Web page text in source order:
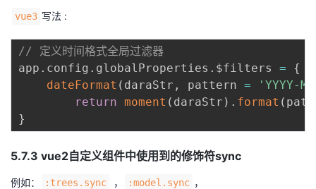
vue3 写法 :
// 定义时间格式全局过滤器
app . config . globalProperties . $filters =
{
dateFormat ( daraStr , pattern =
'YYYY-
return moment ( daraStr ) . format (
}
5.7.3 vue2自定义组件中使用到的修饰符sync
例如： :trees.sync ， :model.sync ，